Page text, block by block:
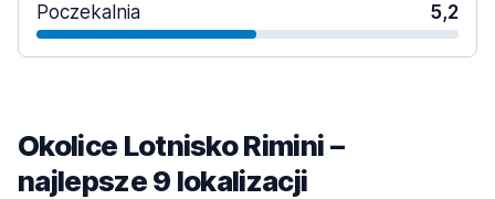
Poczekalnia 5,2
Okolice Lotnisko Rimini –
najlepsze 9 lokalizacji